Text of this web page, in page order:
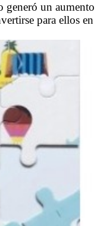
generó un aumento
para ellos en